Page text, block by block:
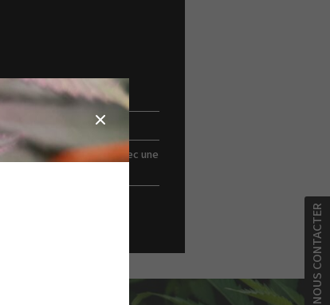
automatique via PLC avec une
NOUS CONTACTER